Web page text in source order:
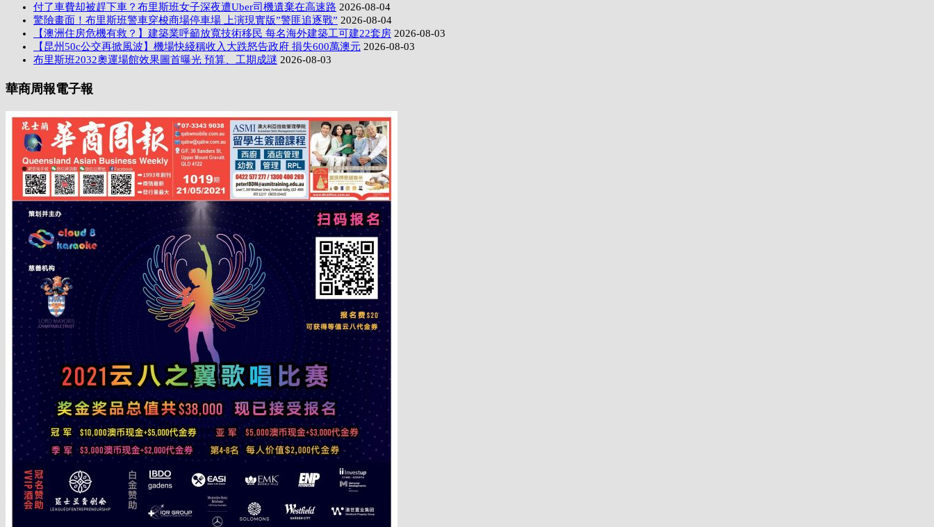
付了車費却被趕下車？布里斯班女子深夜遭Uber司機遺棄在高速路 2026-08-04
驚險畫面！布里斯班警車穿梭商場停車場 上演現實版”警匪追逐戰” 2026-08-04
【澳洲住房危機有救？】建築業呼籲放寬技術移民 每名海外建築工可建22套房 2026-08-03
【昆州50c公交再掀風波】機場快綫稱收入大跌怒告政府 損失600萬澳元 2026-08-03
布里斯班2032奧運場館效果圖首曝光 預算、工期成謎 2026-08-03
華商周報電子報